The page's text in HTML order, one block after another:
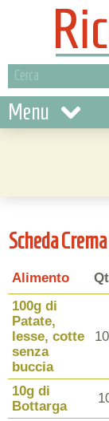
Menu
Scheda
Alimento
100g di
Patate,
lesse, cotte
senza
buccia
10g di
Bottarga